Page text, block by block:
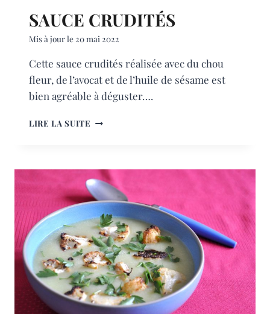
SAUCE CRUDITÉS
Mis à jour le 20 mai 2022
Cette sauce crudités réalisée avec du chou
fleur, de l’avocat et de l’huile de sésame est
bien agréable à déguster….
LIRE LA SUITE SAUCE